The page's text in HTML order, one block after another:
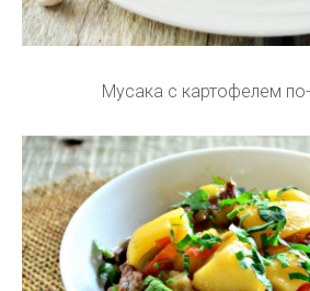
Мусака с картофелем